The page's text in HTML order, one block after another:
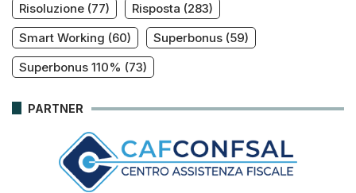
Risoluzione (77) Risposta (283)
Smart Working (60) Superbonus (59)
Superbonus 110% (73)
PARTNER